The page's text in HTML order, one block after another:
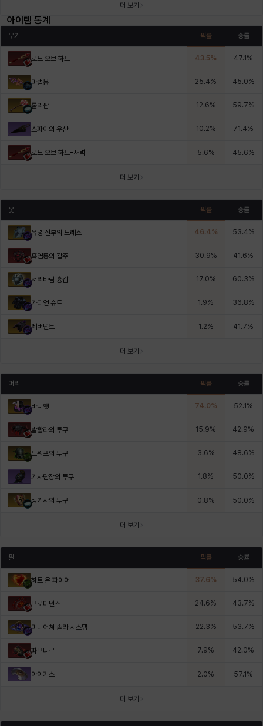
더 보기
아이템 통계
무기 픽률 승률
로드 오브 하트 43.5% 47.1 %
마법봉 25.4% 45.0%
롤리팝 12.6% 59.7%
스파이의 우산 10.2% 71.4%
로드 오브 하트-새벽 5.6% 45.6%
더 보기
옷 픽률 승률
유령 신부의 드레스 46.4% 53.4%
흑염룡의 갑주 30.9% 41.6%
서리바람 흉갑 17.0% 60.3%
가디언 슈트 1.9% 36.8%
레버넌트 1.2% 41.7%
더 보기
머리 픽률 승률
바니햇 74.0% 52.1 %
발할라의 투구 15.9% 42.9%
드워프의 투구 3.6% 48.6%
기사단장의 투구 1.8% 50.0%
성기사의 투구 0.8% 50.0%
더 보기
팔 픽률 승률
하트 온 파이어 37.6% 54.0%
프로미넌스 24.6% 43.7%
미니어쳐 솔라 시스템 22.3% 53.7%
파프니르 7.9% 42.0%
아이기스 2.0% 57.1 %
더 보기